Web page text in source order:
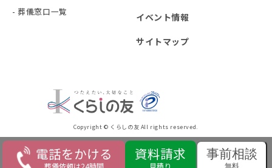
電話をかける
葬儀依頼は24時間
資料請求
見積り
事前相談
無料
- 葬儀窓口一覧
イベント情報
サイトマップ
Copyright © くらしの友 All rights reserved.